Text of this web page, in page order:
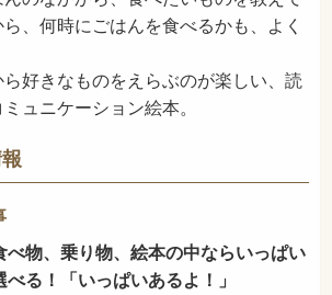
、何時にごはんを食べるかも、よく
好きなものをえらぶのが楽しい、読
ュニケーション絵本。
べ物、乗り物、絵本の中ならいっぱい
べる！「いっぱいあるよ！」